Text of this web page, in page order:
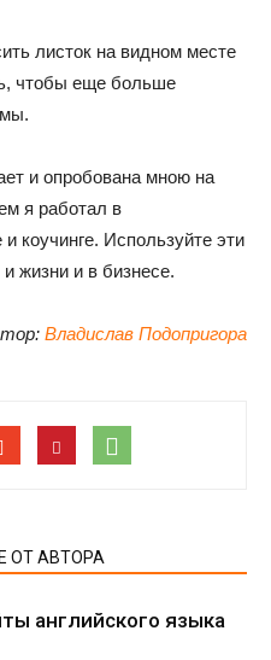
листок на видном месте
чтобы еще больше
и опробована мною на
я работал в
коучинге. Используйте эти
жизни и в бизнесе.
Владислав Подопригора
ОТ АВТОРА
английского языка